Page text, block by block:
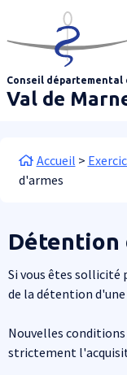
Aller au contenu
Conseil départemental
Val de
Fil d'Ariane
Accueil
d'armes
Détention
Si vous êtes sollicité
de la détention d'une
Nouvelles conditions
strictement
Panneau de gestion